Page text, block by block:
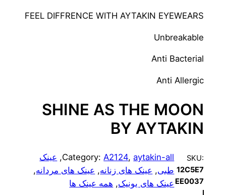
FEEL DIFFRENCE WITH AYTAKIN EYEWEARS
Unbreakable
Anti Bacterial
Anti Allergic
SHINE AS THE MOON
BY AYTAKIN
SKU:
12C5E7
EE0037
Category: A2124, aytakin-all
, عینک
طبی, عینک های زنانه, عینک های مردانه,
عینک های یونیک, همه عینک ها